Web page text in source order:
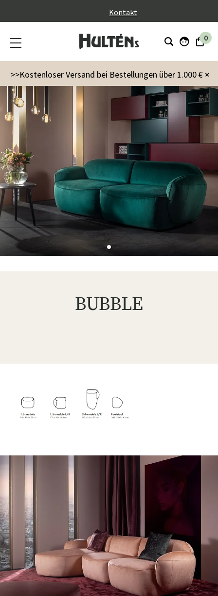
Kontakt
0
×
>>Kostenloser Versand bei Bestellungen über 1.000 €
BUBBLE